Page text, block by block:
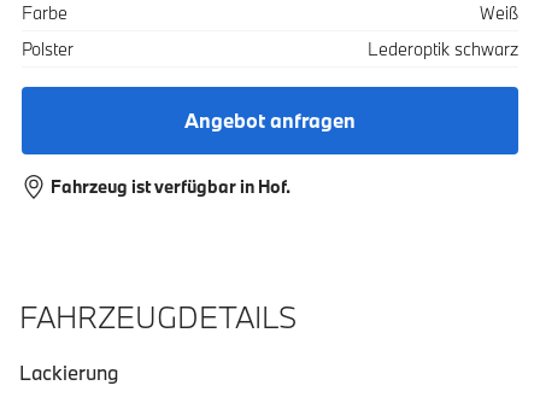
Farbe
Weiß
Polster
Lederoptik schwarz
Angebot anfragen
Fahrzeug ist verfügbar in Hof.
FAHRZEUGDETAILS
Lackierung